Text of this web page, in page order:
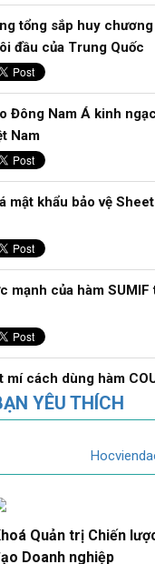
tổng sắp huy
đầu của Trung Quốc
Đông Nam Á kinh
Nam
mật khẩu bảo vệ
mạnh của hàm
mí cách dùng hàm
giản với cách chia
YÊU THÍCH
Quản trị Chiến
Doanh nghiệp